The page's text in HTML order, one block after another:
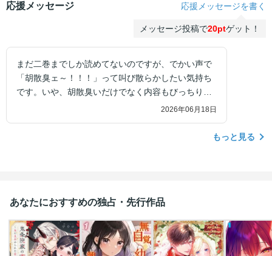
応援メッセージ 応援メッセージを書く
メッセージ投稿で20ptゲット！
まだ二巻までしか読めてないのですが、でかい声で
「胡散臭ェ～！！！」って叫び散らかしたい気持ち
です。いや、胡散臭いだけでなく内容もびっちりし
ていて一ページの重みがすごくて。でも続きがとて
2026年06月18日
もっと見る
あなたにおすすめの独占・先行作品